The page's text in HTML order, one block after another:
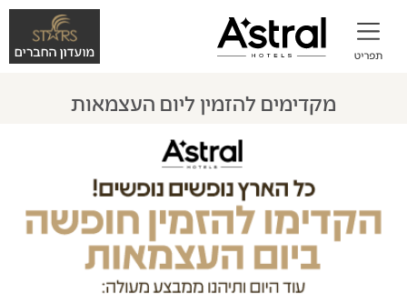
מקדימים להזמין ליום העצמאות